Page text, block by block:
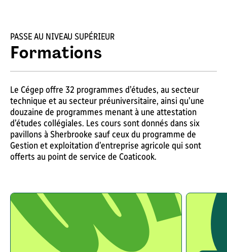
PASSE AU NIVEAU SUPÉRIEUR
Formations
Le Cégep offre 32 programmes d’études, au secteur
technique et au secteur préuniversitaire, ainsi qu’une
douzaine de programmes menant à une attestation
d’études collégiales. Les cours sont donnés dans six
pavillons à Sherbrooke sauf ceux du programme de
Gestion et exploitation d’entreprise agricole qui sont
offerts au point de service de Coaticook.